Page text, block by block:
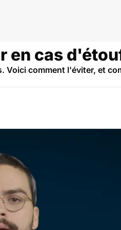
en cas
comment l'éviter, et